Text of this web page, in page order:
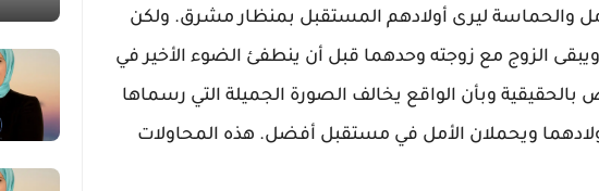
والحماسة ليرى أولادهم المستقبل بمنظار مشرق. ولكن
ويبقى الزوج مع زوجته وحدهما قبل أن ينطفئ الضوء الأخير في
وبأن الواقع يخالف الصورة الجميلة التي رسماها
ويحملان الأمل في مستقبل أفضل. هذه المحاولات